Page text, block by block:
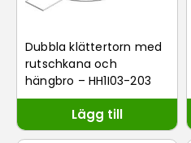
Dubbla klättertorn med
rutschkana och
hängbro – HH1I03-203
Lägg till